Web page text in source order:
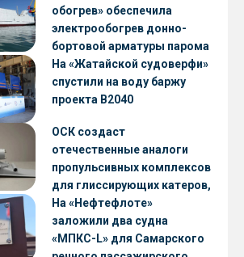
обогрев» обеспечила
электрообогрев донно-
бортовой арматуры парома
«Петропавловск» проекта
CNF22
На «Жатайской судоверфи»
спустили на воду баржу
проекта В2040
ОСК создаст
отечественные аналоги
пропульсивных комплексов
для глиссирующих катеров,
скоростных судов и судов с
малой осадкой
На «Нефтефлоте»
заложили два судна
«МПКС-L» для Самарского